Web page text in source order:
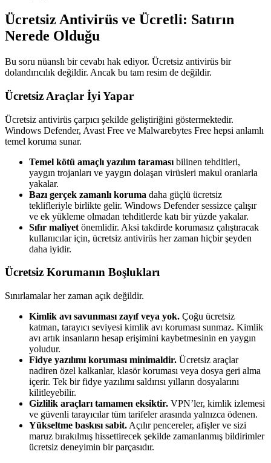
Ücretsiz Antivirüs ve Ücretli: Satırın
Nerede Olduğu
Bu soru nüanslı bir cevabı hak ediyor. Ücretsiz antivirüs bir
dolandırıcılık değildir. Ancak bu tam resim de değildir.
Ücretsiz Araçlar İyi Yapar
Ücretsiz antivirüs çarpıcı şekilde geliştiriğini göstermektedir.
Windows Defender, Avast Free ve Malwarebytes Free hepsi anlamlı
temel koruma sunar.
Temel kötü amaçlı yazılım taraması bilinen tehditleri,
yaygın trojanları ve yaygın dolaşan virüsleri makul oranlarla
yakalar.
Bazı gerçek zamanlı koruma daha güçlü ücretsiz
teklifleriyle birlikte gelir. Windows Defender sessizce çalışır
ve ek yükleme olmadan tehditlerde katı bir yüzde yakalar.
Sıfır maliyet önemlidir. Aksi takdirde korumasız çalıştıracak
kullanıcılar için, ücretsiz antivirüs her zaman hiçbir şeyden
daha iyidir.
Ücretsiz Korumanın Boşlukları
Sınırlamalar her zaman açık değildir.
Kimlik avı savunması zayıf veya yok. Çoğu ücretsiz
katman, tarayıcı seviyesi kimlik avı koruması sunmaz. Kimlik
avı artık insanların hesap erişimini kaybetmesinin en yaygın
yoludur.
Fidye yazılımı koruması minimaldir. Ücretsiz araçlar
nadiren özel kalkanlar, klasör koruması veya dosya geri alma
içerir. Tek bir fidye yazılımı saldırısı yılların dosyalarını
kilitleyebilir.
Gizlilik araçları tamamen eksiktir. VPN’ler, kimlik izlemesi
ve güvenli tarayıcılar tüm tarifeler arasında yalnızca ödenen.
Yükseltme baskısı sabit. Açılır pencereler, afişler ve sizi
maruz bırakılmış hissettirecek şekilde zamanlanmış bildirimler
ücretsiz deneyimin bir parçasıdır.